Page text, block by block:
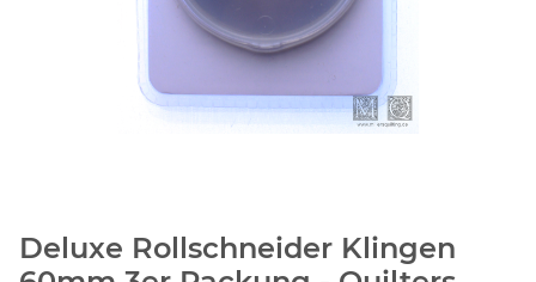
Deluxe Rollschneider Klingen